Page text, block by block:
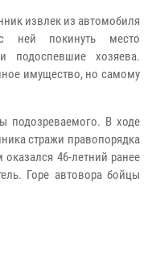
извлек из автомобиля
ней покинуть место
подоспевшие хозяева.
имущество, но самому
подозреваемого. В ходе
стражи правопорядка
46-летний ранее
Горе автовора бойцы